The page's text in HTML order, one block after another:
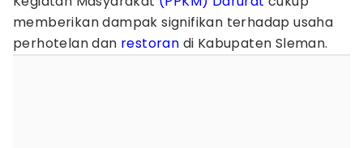
memberikan dampak signifikan terhadap usaha
perhotelan dan restoran di Kabupaten Sleman.